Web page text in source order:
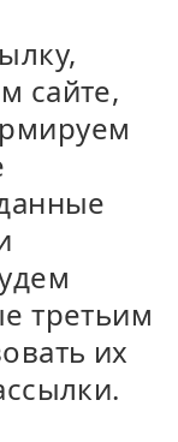
сайте,
третьим
их